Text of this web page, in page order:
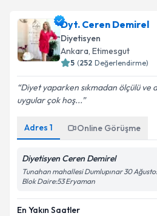
Dyt. Ceren Demirel
Diyetisyen
Ankara, Etimesgut
5 (252 Değerlendirme)
Diyet yaparken sıkmadan ölçülü ve
uygular çok hoş...
Adres 1 Online Görüşme
Diyetisyen Ceren Demirel
Tunahan mahallesi Dumlupınar 30
Blok Daire:53 Eryaman
En Yakın Saatler